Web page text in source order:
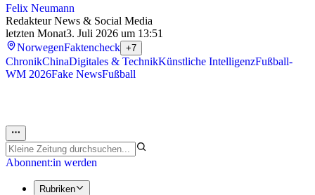
Felix Neumann
Redakteur News & Social Media
letzten Monat3. Juli 2026 um 13:51
NorwegenFaktencheck +7
ChronikChinaDigitales & TechnikKünstliche IntelligenzFußball-
WM 2026Fake NewsFußball
Abonnent:in werden
Rubriken